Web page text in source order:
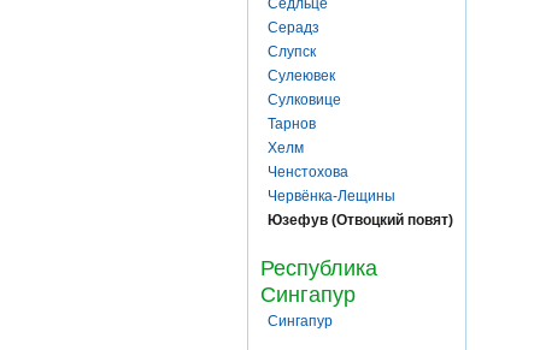
Седльце
Серадз
Слупск
Сулеювек
Сулковице
Тарнов
Хелм
Ченстохова
Червёнка-Лещины
Юзефув (Отвоцкий повят)
Республика
Сингапур
Сингапур